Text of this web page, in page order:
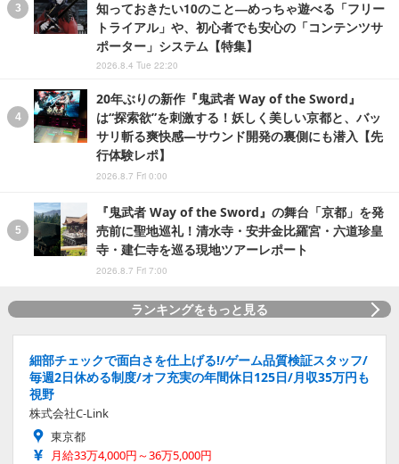
知っておきたい10のこと―めっちゃ遊べる「フリー
トライアル」や、初心者でも安心の「コンテンツサ
ポーター」システム【特集】
2026.8.4 Tue 22:20
20年ぶりの新作『鬼武者 Way of the Sword』
は“探索欲”を刺激する！妖しく美しい京都と、バッ
サリ斬る爽快感―サウンド開発の裏側にも潜入【先
行体験レポ】
2026.8.7 Fri 0:00
『鬼武者 Way of the Sword』の舞台「京都」を発
売前に聖地巡礼！清水寺・安井金比羅宮・六道珍皇
寺・建仁寺を巡る現地ツアーレポート
2026.8.7 Fri 7:00
ランキングをもっと見る
細部チェックで面白さを仕上げる!/ゲーム品質検証スタッフ/
毎週2日休める制度/オフ充実の年間休日125日/月収35万円も
視野
株式会社C-Link
東京都
月給33万4,000円～36万5,000円